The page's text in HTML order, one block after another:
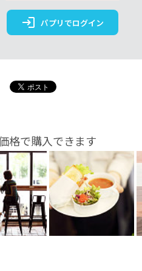
login パプリでログイン
格で購入できます